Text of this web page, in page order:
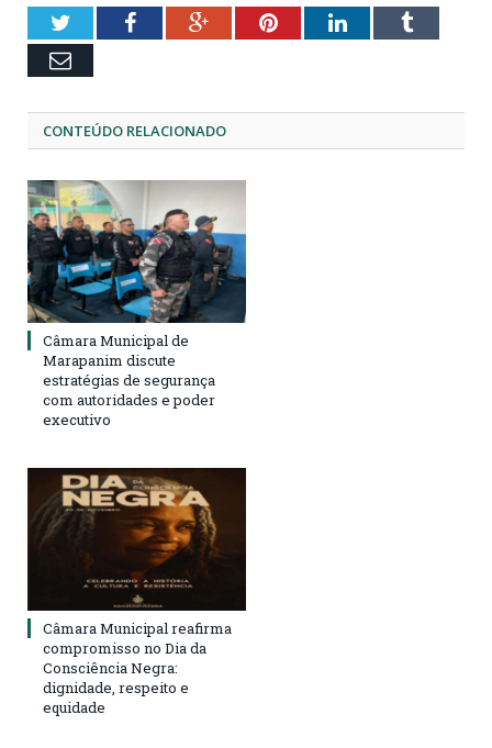
TwitterFacebookGoogle+PinterestLinkedInTumblr
Email
CONTEÚDO RELACIONADO
Câmara Municipal de
Marapanim discute
estratégias de segurança
com autoridades e poder
executivo
Câmara Municipal reafirma
compromisso no Dia da
Consciência Negra:
dignidade, respeito e
equidade